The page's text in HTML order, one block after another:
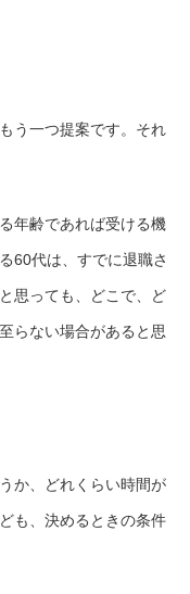
う一つ提案です。それ
年齢であれば受ける機
60代は、すでに退職さ
思っても、どこで、ど
らない場合があると思
か、どれくらい時間が
も、決めるときの条件